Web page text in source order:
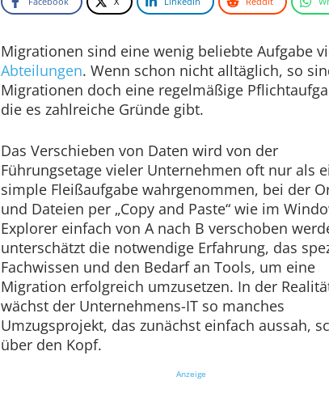
Migrationen sind eine wenig beliebte Aufgabe
Abteilungen. Wenn schon nicht alltäglich, so
Migrationen doch eine regelmäßige
die es zahlreiche Gründe gibt.
Das Verschieben von Daten wird von der
Führungsetage vieler Unternehmen oft nur als
simple Fleißaufgabe wahrgenommen, bei der
und Dateien per „Copy and Paste“ wie im
Explorer einfach von A nach B verschoben
unterschätzt die notwendige Erfahrung, das
Fachwissen und den Bedarf an Tools, um eine
Migration erfolgreich umzusetzen. In der
wächst der Unternehmens-IT so manches
Umzugsprojekt, das zunächst einfach aussah,
über den Kopf.
Anzeige